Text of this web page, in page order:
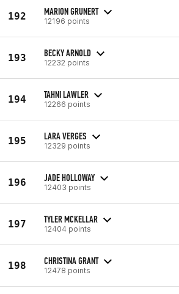
192 MARION GRUNERT
12196 points
193 BECKY ARNOLD
12232 points
194 TAHNI LAWLER
12266 points
195 LARA VERGES
12329 points
196 JADE HOLLOWAY
12403 points
197 TYLER MCKELLAR
12404 points
198 CHRISTINA GRANT
12478 points